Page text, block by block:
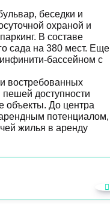
беседки и
охраной и
В составе
сада на 380 мест. Еще
бассейном с
востребованных
доступности
объекты. До центра
потенциалом,
жилья в аренду